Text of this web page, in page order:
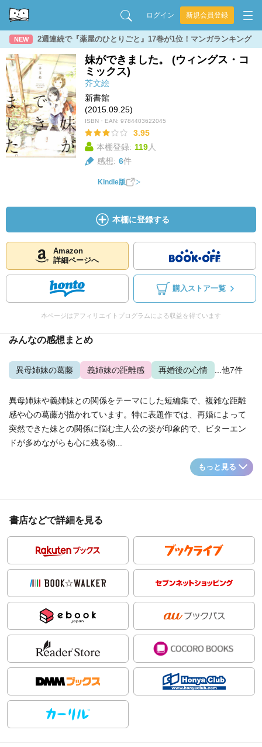
ログイン 新規会員登録
NEW 2週連続で『薬屋のひとりごと』17巻が1位！マンガランキング
妹ができました。 (ウィングス・コ
ミックス)
芥文絵
新書館
(2015.09.25)
ISBN・EAN: 9784403622045
3.95
本棚登録: 119人
感想: 6件
Kindle版
本棚に登録する
Amazon
詳細ページへ
購入ストア一覧
本ページはアフィリエイトプログラムによる収益を得ています
みんなの感想まとめ
異母姉妹の葛藤 義姉妹の距離感 再婚後の心情 ...他7件
異母姉妹や義姉妹との関係をテーマにした短編集で、複雑な距離
感や心の葛藤が描かれています。特に表題作では、再婚によって
突然できた妹との関係に悩む主人公の姿が印象的で、ビターエン
ドが多めながらも心に残る物...
もっと見る
書店などで詳細を見る